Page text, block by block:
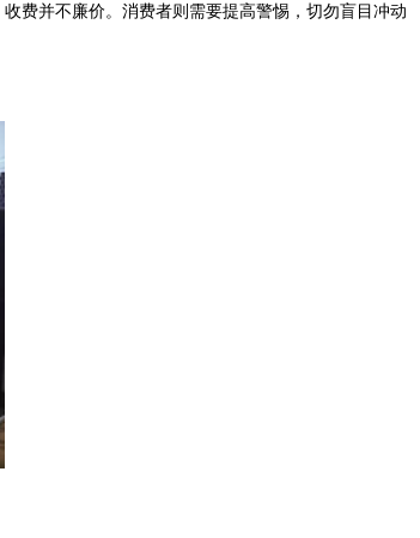
费并不廉价。消费者则需要提高警惕，切勿盲目冲动